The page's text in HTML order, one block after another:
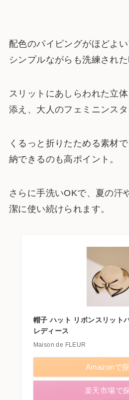
配色のパイピングがほどよい
シンプルながらも洗練された
スリットにあしらわれた立
添え、大人のフェミニンスタ
くるっと折りたためる素材
納できるのも高ポイント。
さらに手洗いOKで、夏の汗
潔に使い続けられます。
帽子 ハット リボンスリット
レディース
Maison de FLEUR
Amazonで
楽天市場で